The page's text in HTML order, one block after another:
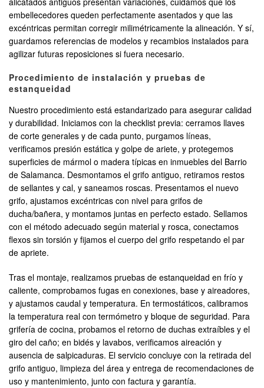
embellecedores queden perfectamente asentados y que las
excéntricas permitan corregir milimétricamente la alineación. Y sí,
guardamos referencias de modelos y recambios instalados para
agilizar futuras reposiciones si fuera necesario.
Procedimiento de instalación y pruebas de
estanqueidad
Nuestro procedimiento está estandarizado para asegurar calidad
y durabilidad. Iniciamos con la checklist previa: cerramos llaves
de corte generales y de cada punto, purgamos líneas,
verificamos presión estática y golpe de ariete, y protegemos
superficies de mármol o madera típicas en inmuebles del Barrio
de Salamanca. Desmontamos el grifo antiguo, retiramos restos
de sellantes y cal, y saneamos roscas. Presentamos el nuevo
grifo, ajustamos excéntricas con nivel para grifos de
ducha/bañera, y montamos juntas en perfecto estado. Sellamos
con el método adecuado según material y rosca, conectamos
flexos sin torsión y fijamos el cuerpo del grifo respetando el par
de apriete.
Tras el montaje, realizamos pruebas de estanqueidad en frío y
caliente, comprobamos fugas en conexiones, base y aireadores,
y ajustamos caudal y temperatura. En termostáticos, calibramos
la temperatura real con termómetro y bloque de seguridad. Para
grifería de cocina, probamos el retorno de duchas extraíbles y el
giro del caño; en bidés y lavabos, verificamos aireación y
ausencia de salpicaduras. El servicio concluye con la retirada del
grifo antiguo, limpieza del área y entrega de recomendaciones de
uso y mantenimiento, junto con factura y garantía.